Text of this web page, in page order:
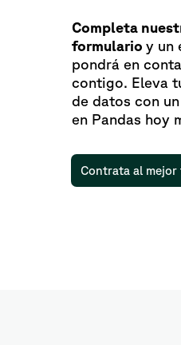
Completa
formulario y un
pondrá en
contigo. Eleva
de datos con
en Pandas hoy
Contrata al mejor